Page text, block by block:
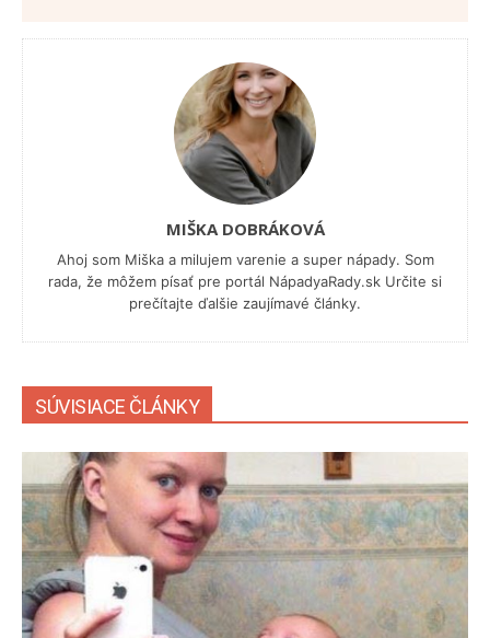
MIŠKA DOBRÁKOVÁ
Ahoj som Miška a milujem varenie a super nápady. Som
rada, že môžem písať pre portál NápadyaRady.sk Určite si
prečítajte ďalšie zaujímavé články.
SÚVISIACE ČLÁNKY